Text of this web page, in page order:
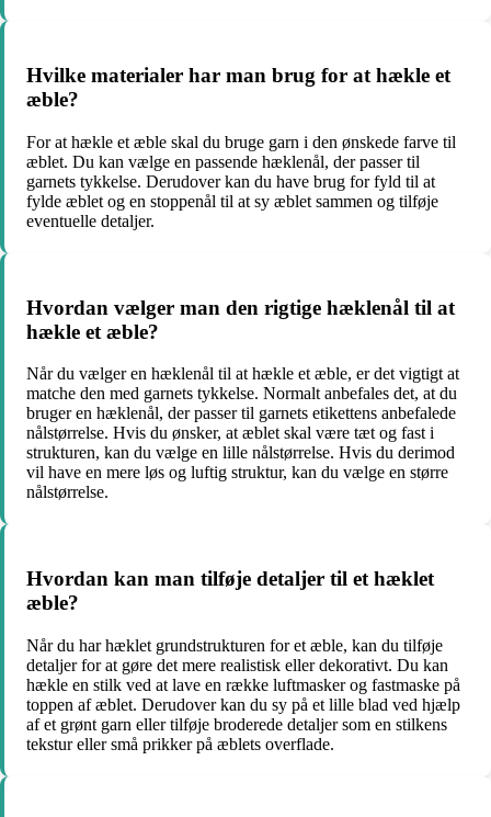
Hvilke materialer har man brug for at hækle et
æble?
For at hækle et æble skal du bruge garn i den ønskede farve til
æblet. Du kan vælge en passende hæklenål, der passer til
garnets tykkelse. Derudover kan du have brug for fyld til at
fylde æblet og en stoppenål til at sy æblet sammen og tilføje
eventuelle detaljer.
Hvordan vælger man den rigtige hæklenål til at
hækle et æble?
Når du vælger en hæklenål til at hækle et æble, er det vigtigt at
matche den med garnets tykkelse. Normalt anbefales det, at du
bruger en hæklenål, der passer til garnets etikettens anbefalede
nålstørrelse. Hvis du ønsker, at æblet skal være tæt og fast i
strukturen, kan du vælge en lille nålstørrelse. Hvis du derimod
vil have en mere løs og luftig struktur, kan du vælge en større
nålstørrelse.
Hvordan kan man tilføje detaljer til et hæklet
æble?
Når du har hæklet grundstrukturen for et æble, kan du tilføje
detaljer for at gøre det mere realistisk eller dekorativt. Du kan
hækle en stilk ved at lave en række luftmasker og fastmaske på
toppen af æblet. Derudover kan du sy på et lille blad ved hjælp
af et grønt garn eller tilføje broderede detaljer som en stilkens
tekstur eller små prikker på æblets overflade.